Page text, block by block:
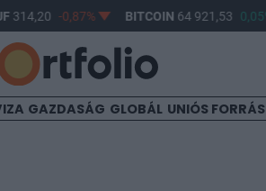
-0,87% BITCOIN64 921,53 0,05%
GAZDASÁG GLOBÁL UNIÓS